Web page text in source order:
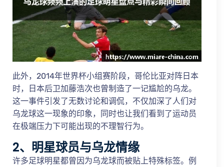
此外，2014年世界杯小组赛阶段，哥伦比亚对阵日本
时，日本后卫加藤浩次也曾制造了一记尴尬的乌龙。
这一事件引发了无数讨论和调侃，不仅加深了人们对
乌龙球这一现象的印象，同时也让我们看到了运动员
在极端压力下可能出现的不理智行为。
2、明星球员与乌龙情缘
许多足球明星都曾因为乌龙球而被贴上特殊标签。例